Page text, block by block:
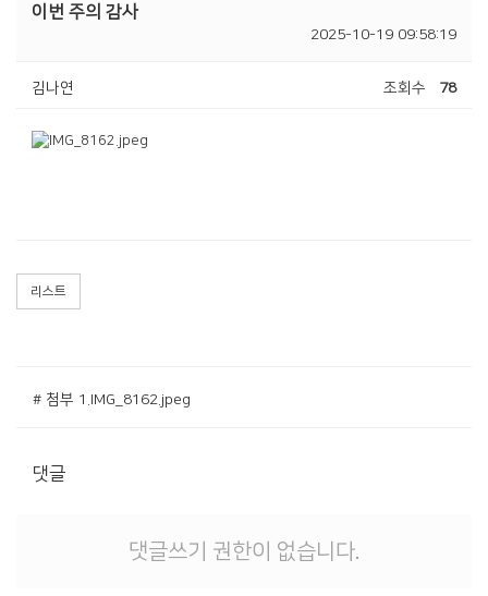
이번 주의 감사
2025-10-19 09:58:19
김나연 조회수 78
리스트
# 첨부 1.IMG_8162.jpeg
댓글
댓글쓰기 권한이 없습니다.